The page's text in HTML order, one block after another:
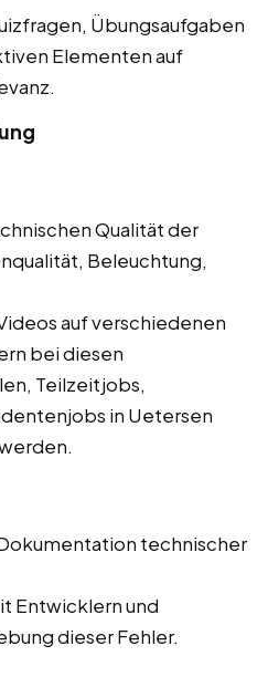
Übungsaufgaben
Elementen auf
Qualität der
Beleuchtung,
auf verschiedenen
bei diesen
Teilzeitjobs,
in Uetersen
technischer
Entwicklern und
dieser Fehler.